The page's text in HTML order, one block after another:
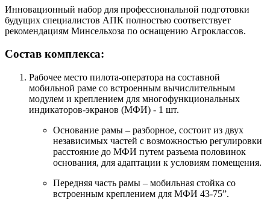
Инновационный набор для профессиональной подготовки
будущих специалистов АПК полностью соответствует
рекомендациям Минсельхоза по оснащению Агроклассов.
Состав комплекса:
Рабочее место пилота-оператора на составной
мобильной раме со встроенным вычислительным
модулем и креплением для многофункциональных
индикаторов-экранов (МФИ) - 1 шт.
Основание рамы – разборное, состоит из двух
независимых частей с возможностью регулировки
расстояние до МФИ путем разъема половинок
основания, для адаптации к условиям помещения.
Передняя часть рамы – мобильная стойка со
встроенным креплением для МФИ 43-75”.